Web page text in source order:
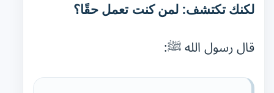
لكنك تكتشف: لمن كنت تعمل حقًا؟
قال رسول الله ﷺ: